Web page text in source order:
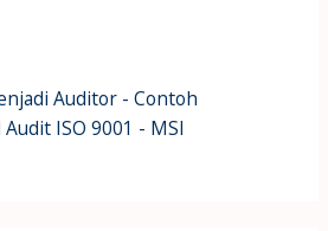
Auditor - Contoh
ISO 9001 - MSI